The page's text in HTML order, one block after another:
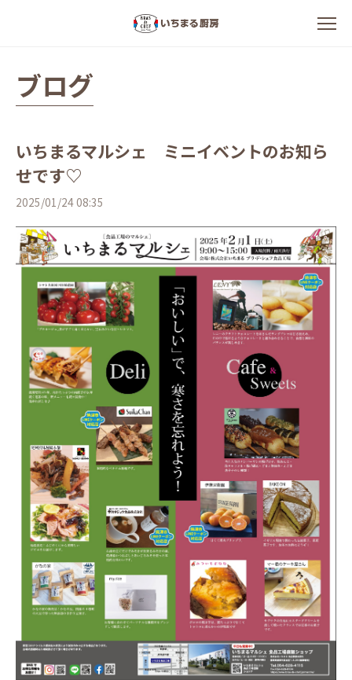
ブログ
いちまるマルシェ ミニイベントのお知ら
せです♡
2025/01/24 08:35